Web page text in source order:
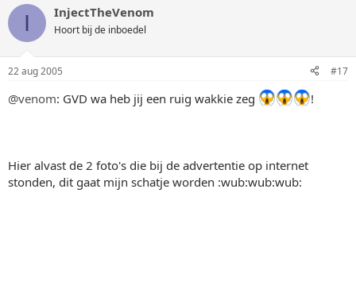
I InjectTheVenom
Hoort bij de inboedel
22 aug 2005 #17
@venom: GVD wa heb jij een ruig wakkie zeg !
Hier alvast de 2 foto's die bij de advertentie op internet
stonden, dit gaat mijn schatje worden :wub:wub:wub: